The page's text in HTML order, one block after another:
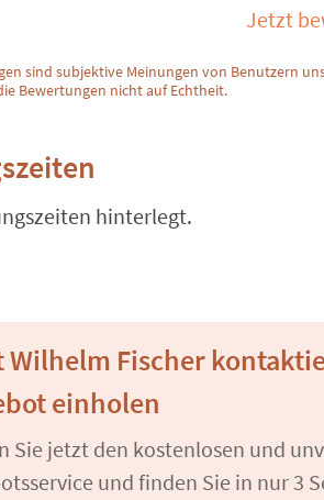
Jetzt
sind subjektive Meinungen von Benutzern
Bewertungen nicht auf Echtheit.
hinterlegt.
Wilhelm Fischer
einholen
Sie jetzt den kostenlosen und
und finden Sie in nur 3